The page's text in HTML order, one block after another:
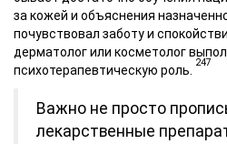
за кожей и объяснения
почувствовал заботу и
дерматолог или косметолог
психотерапевтическую роль.
247
Важно не просто
лекарственные